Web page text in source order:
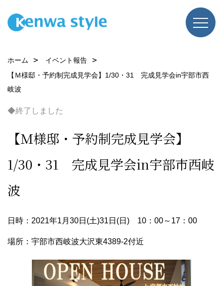
ホーム
イベント報告
【Ｍ様邸・予約制完成見学会】1/30・31 完成見学会in宇部市西
岐波
◆終了しました
【Ｍ様邸・予約制完成見学会】
1/30・31 完成見学会in宇部市西岐
波
日時：2021年1月30日(土)31日(日) 10：00～17：00
場所：宇部市西岐波大沢東4389-2付近